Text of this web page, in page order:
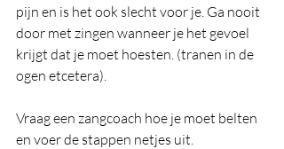
pijn en is het ook slecht voor je. Ga nooit
door met zingen wanneer je het gevoel
krijgt dat je moet hoesten. (tranen in de
ogen etcetera).
Vraag een zangcoach hoe je moet belten
en voer de stappen netjes uit.